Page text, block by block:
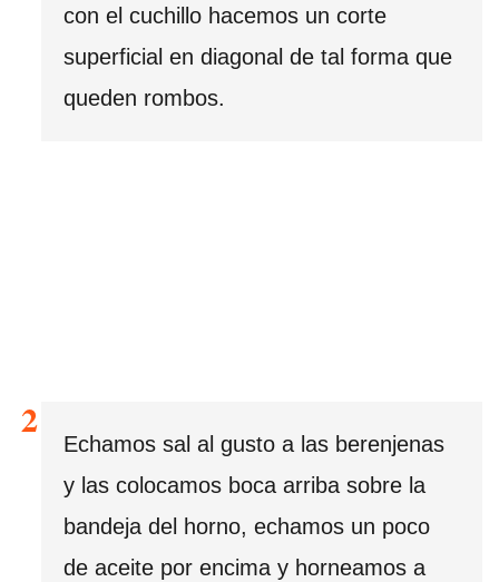
con el cuchillo hacemos un corte
superficial en diagonal de tal forma que
queden rombos.
Echamos sal al gusto a las berenjenas
y las colocamos boca arriba sobre la
bandeja del horno, echamos un poco
de aceite por encima y horneamos a